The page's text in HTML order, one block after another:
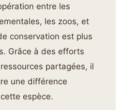
entre les
les zoos, et
conservation est plus
Grâce à des efforts
partagées, il
une différence
espèce.